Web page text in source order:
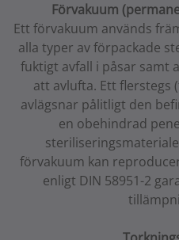
Förvakuum
Ett förvakuum används
alla typer av förpackade
fuktigt avfall i påsar samt
att avlufta. Ett flerstegs
avlägsnar pålitligt den
en obehindrad
förvakuum kan
enligt DIN 58951-2